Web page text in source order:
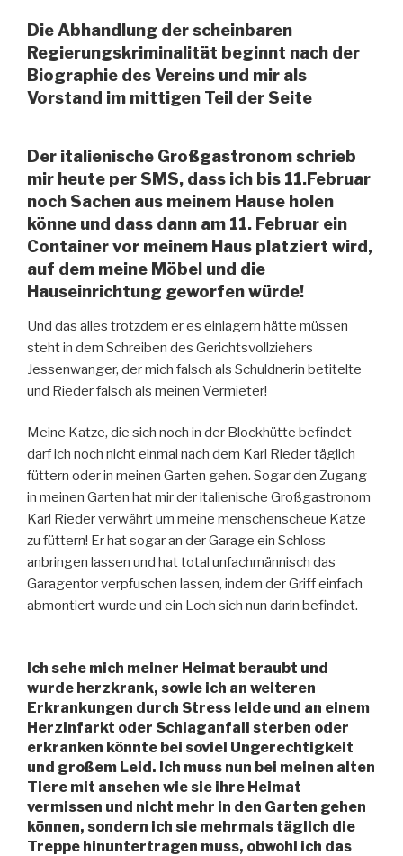
Die Abhandlung der scheinbaren
Regierungskriminalität beginnt nach der
Biographie des Vereins und mir als
Vorstand im mittigen Teil der Seite
Der italienische Großgastronom schrieb
mir heute per SMS, dass ich bis 11.Februar
noch Sachen aus meinem Hause holen
könne und dass dann am 11. Februar ein
Container vor meinem Haus platziert wird,
auf dem meine Möbel und die
Hauseinrichtung geworfen würde!
Und das alles trotzdem er es einlagern hätte müssen
steht in dem Schreiben des Gerichtsvollziehers
Jessenwanger, der mich falsch als Schuldnerin betitelte
und Rieder falsch als meinen Vermieter!
Meine Katze, die sich noch in der Blockhütte befindet
darf ich noch nicht einmal nach dem Karl Rieder täglich
füttern oder in meinen Garten gehen. Sogar den Zugang
in meinen Garten hat mir der italienische Großgastronom
Karl Rieder verwährt um meine menschenscheue Katze
zu füttern! Er hat sogar an der Garage ein Schloss
anbringen lassen und hat total unfachmännisch das
Garagentor verpfuschen lassen, indem der Griff einfach
abmontiert wurde und ein Loch sich nun darin befindet.
Ich sehe mich meiner Heimat beraubt und
wurde herzkrank, sowie ich an weiteren
Erkrankungen durch Stress leide und an einem
Herzinfarkt oder Schlaganfall sterben oder
erkranken könnte bei soviel Ungerechtigkeit
und großem Leid. Ich muss nun bei meinen alten
Tiere mit ansehen wie sie ihre Heimat
vermissen und nicht mehr in den Garten gehen
können, sondern ich sie mehrmals täglich die
Treppe hinuntertragen muss, obwohl ich das